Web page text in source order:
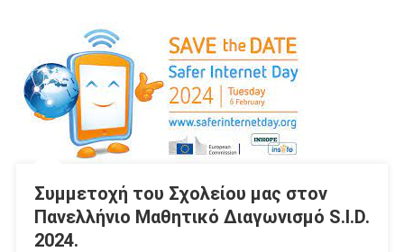
Συμμετοχή του Σχολείου μας στον
Πανελλήνιο Μαθητικό Διαγωνισμό S.I.D.
2024.